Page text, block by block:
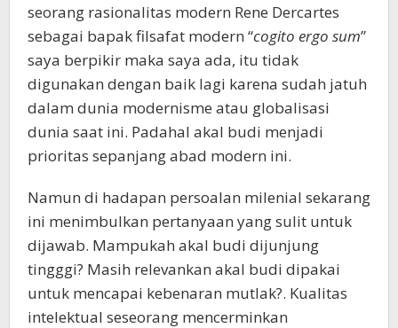
seorang rasionalitas modern Rene Dercartes
sebagai bapak filsafat modern “cogito ergo sum”
saya berpikir maka saya ada, itu tidak
digunakan dengan baik lagi karena sudah jatuh
dalam dunia modernisme atau globalisasi
dunia saat ini. Padahal akal budi menjadi
prioritas sepanjang abad modern ini.
Namun di hadapan persoalan milenial sekarang
ini menimbulkan pertanyaan yang sulit untuk
dijawab. Mampukah akal budi dijunjung
tingggi? Masih relevankan akal budi dipakai
untuk mencapai kebenaran mutlak?. Kualitas
intelektual seseorang mencerminkan